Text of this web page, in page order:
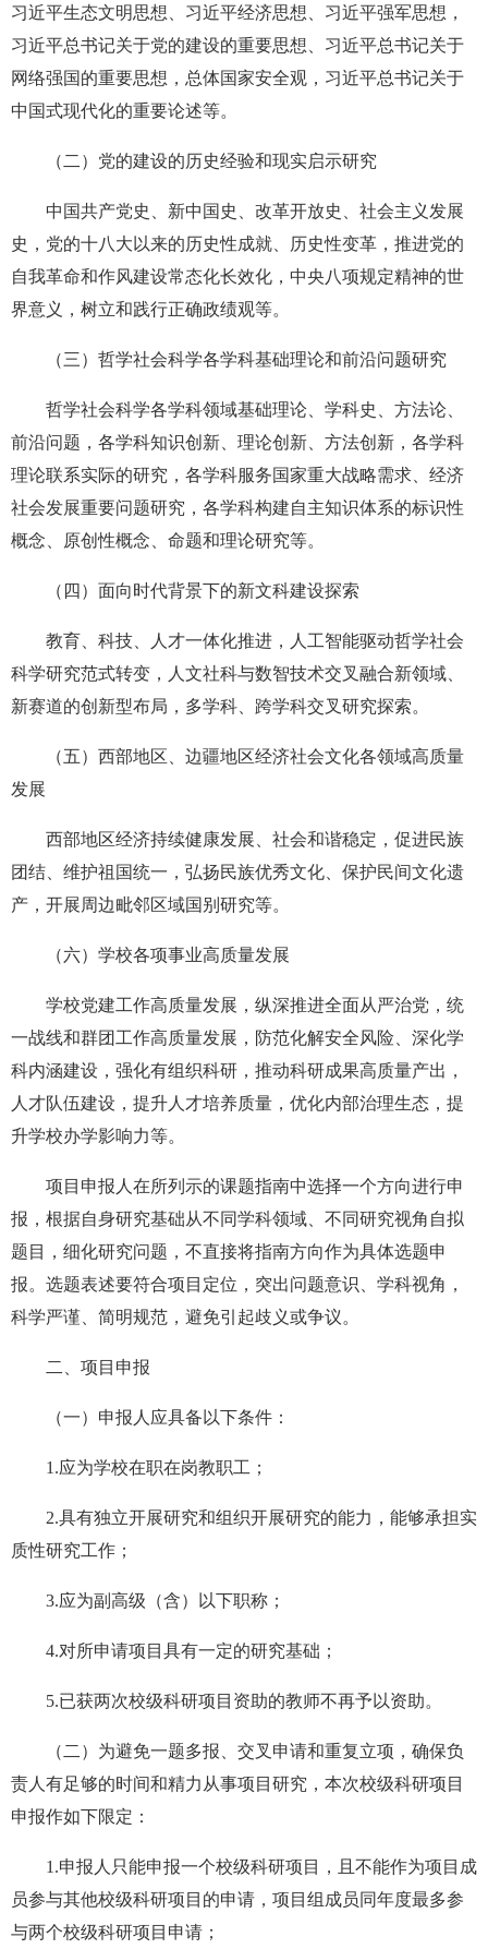
习近平生态文明思想、习近平经济思想、习近平强军思想，
习近平总书记关于党的建设的重要思想、习近平总书记关于
网络强国的重要思想，总体国家安全观，习近平总书记关于
中国式现代化的重要论述等。
（二）党的建设的历史经验和现实启示研究
中国共产党史、新中国史、改革开放史、社会主义发展
史，党的十八大以来的历史性成就、历史性变革，推进党的
自我革命和作风建设常态化长效化，中央八项规定精神的世
界意义，树立和践行正确政绩观等。
（三）哲学社会科学各学科基础理论和前沿问题研究
哲学社会科学各学科领域基础理论、学科史、方法论、
前沿问题，各学科知识创新、理论创新、方法创新，各学科
理论联系实际的研究，各学科服务国家重大战略需求、经济
社会发展重要问题研究，各学科构建自主知识体系的标识性
概念、原创性概念、命题和理论研究等。
（四）面向时代背景下的新文科建设探索
教育、科技、人才一体化推进，人工智能驱动哲学社会
科学研究范式转变，人文社科与数智技术交叉融合新领域、
新赛道的创新型布局，多学科、跨学科交叉研究探索。
（五）西部地区、边疆地区经济社会文化各领域高质量
发展
西部地区经济持续健康发展、社会和谐稳定，促进民族
团结、维护祖国统一，弘扬民族优秀文化、保护民间文化遗
产，开展周边毗邻区域国别研究等。
（六）学校各项事业高质量发展
学校党建工作高质量发展，纵深推进全面从严治党，统
一战线和群团工作高质量发展，防范化解安全风险、深化学
科内涵建设，强化有组织科研，推动科研成果高质量产出，
人才队伍建设，提升人才培养质量，优化内部治理生态，提
升学校办学影响力等。
项目申报人在所列示的课题指南中选择一个方向进行申
报，根据自身研究基础从不同学科领域、不同研究视角自拟
题目，细化研究问题，不直接将指南方向作为具体选题申
报。选题表述要符合项目定位，突出问题意识、学科视角，
科学严谨、简明规范，避免引起歧义或争议。
二、项目申报
（一）申报人应具备以下条件：
1.应为学校在职在岗教职工；
2.具有独立开展研究和组织开展研究的能力，能够承担实
质性研究工作；
3.应为副高级（含）以下职称；
4.对所申请项目具有一定的研究基础；
5.已获两次校级科研项目资助的教师不再予以资助。
（二）为避免一题多报、交叉申请和重复立项，确保负
责人有足够的时间和精力从事项目研究，本次校级科研项目
申报作如下限定：
1.申报人只能申报一个校级科研项目，且不能作为项目成
员参与其他校级科研项目的申请，项目组成员同年度最多参
与两个校级科研项目申请；